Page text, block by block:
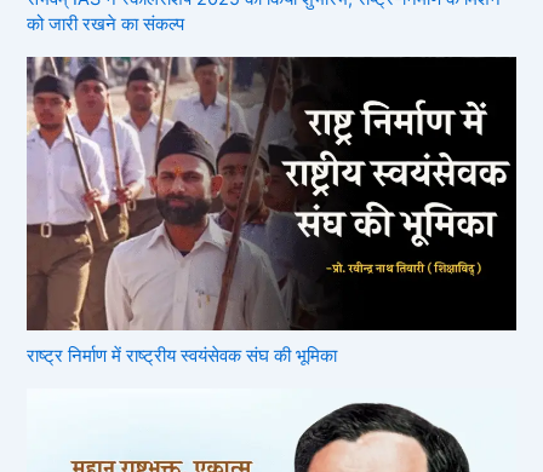
को जारी रखने का संकल्प
राष्ट्र निर्माण में राष्ट्रीय स्वयंसेवक संघ की भूमिका